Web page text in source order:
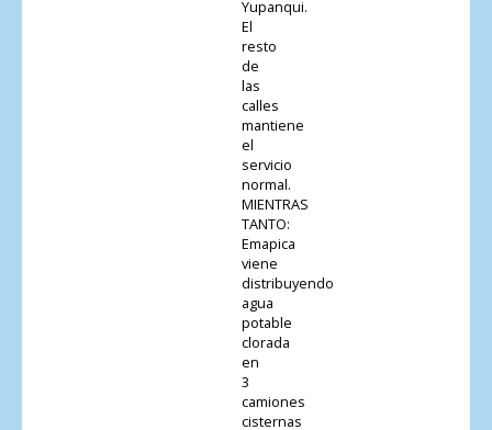
Yupanqui.
El
resto
de
las
calles
mantiene
el
servicio
normal.
MIENTRAS
TANTO:
Emapica
viene
distribuyendo
agua
potable
clorada
en
3
camiones
cisternas